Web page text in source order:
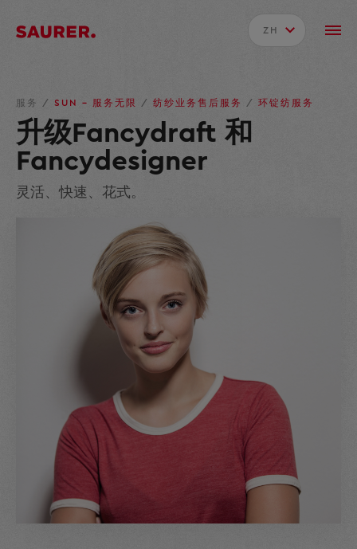
ZH
服务 / SUN – 服务无限 / 纺纱业务售后服务 / 环锭纺服务
升级Fancydraft 和
Fancydesigner
灵活、快速、花式。